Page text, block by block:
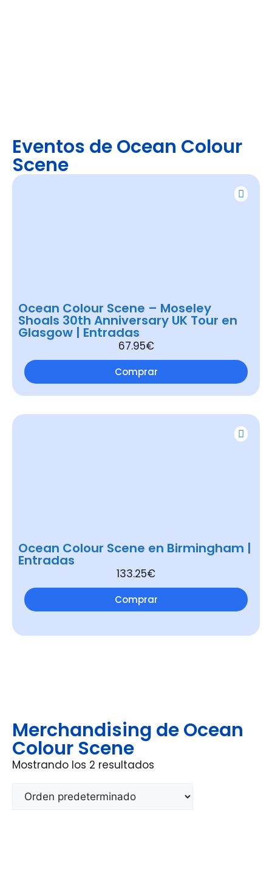
Eventos de Ocean Colour
Scene
Ocean Colour Scene – Moseley
Shoals 30th Anniversary UK Tour en
Glasgow | Entradas
67.95€
Comprar
Ocean Colour Scene en Birmingham |
Entradas
133.25€
Comprar
Merchandising de Ocean
Colour Scene
Mostrando los 2 resultados